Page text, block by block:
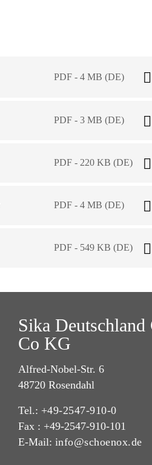
PDF - 4 MB (DE)
PDF - 3 MB (DE)
PDF - 220 KB (DE)
PDF - 4 MB (DE)
PDF - 549 KB (DE)
Sika
Co KG
Alfred-Nobel-Str. 6
48720 Rosendahl
Tel.: +49-2547-910-0
Fax : +49-2547-910-101
E-Mail: info@schoenox.de